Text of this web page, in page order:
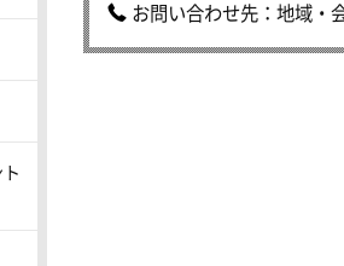
お問い合わせ先：地域